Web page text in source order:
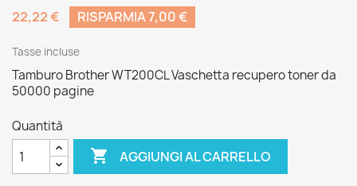
22,22 €
RISPARMIA 7,00 €
Tasse incluse
Tamburo Brother WT200CL Vaschetta recupero toner da
50000 pagine
Quantità
 AGGIUNGI AL CARRELLO